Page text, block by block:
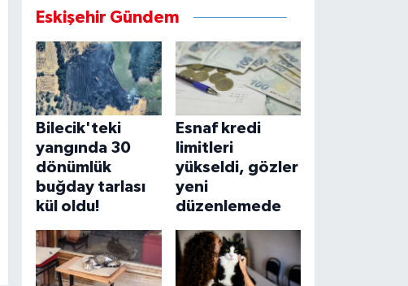
Eskişehir Gündem
Bilecik'teki
yangında 30
dönümlük
buğday tarlası
kül oldu!
Esnaf kredi
limitleri
yükseldi, gözler
yeni
düzenlemede